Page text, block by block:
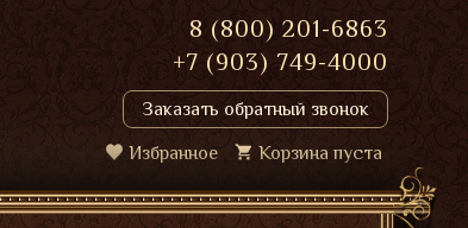
8 (800) 201-6863
+7 (903) 749-4000
Заказать обратный звонок
Избранное Корзина пуста